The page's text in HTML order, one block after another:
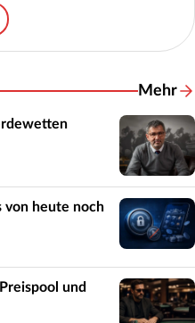
Mehr
von heute noch
und